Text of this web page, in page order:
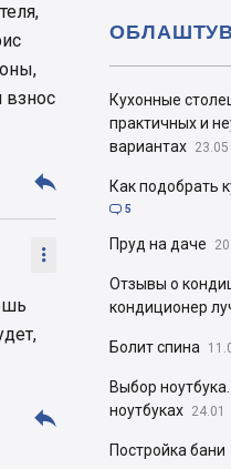
взнос



Кухонные
практичных и
вариантах 23.05
Как подобрать
 5
Пруд на даче
Отзывы о
кондиционер
Болит спина
Выбор
ноутбуках 24.01
Постройка бани